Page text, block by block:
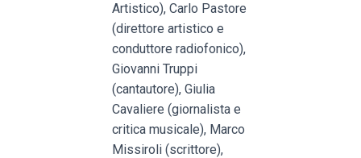
Artistico), Carlo Pastore
(direttore artistico e
conduttore radiofonico),
Giovanni Truppi
(cantautore), Giulia
Cavaliere (giornalista e
critica musicale), Marco
Missiroli (scrittore),